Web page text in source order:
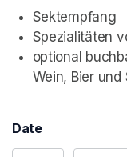
Sektempfang
Spezialitäten
optional
Wein, Bier und
Date